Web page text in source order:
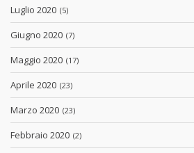
Luglio 2020 (5)
Giugno 2020 (7)
Maggio 2020 (17)
Aprile 2020 (23)
Marzo 2020 (23)
Febbraio 2020 (2)